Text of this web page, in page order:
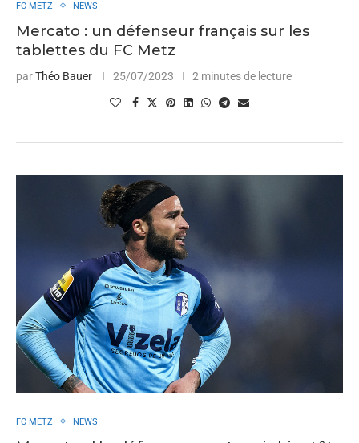
FC METZ NEWS
Mercato : un défenseur français sur les
tablettes du FC Metz
parThéo Bauer 25/07/2023 2 minutes de lecture
FC METZ NEWS